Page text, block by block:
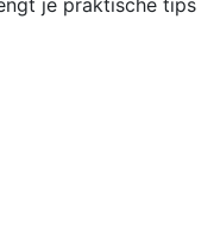
je praktische tips